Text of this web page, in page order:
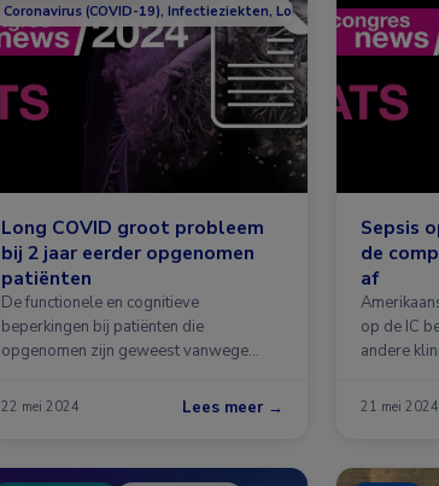
Coronavirus (COVID-19), Infectieziekten, Longziekten
Long COVID groot probleem
bij 2 jaar eerder opgenomen
patiënten
De functionele en cognitieve
beperkingen bij patiënten die
opgenomen zijn geweest vanwege
22 mei 2024 Lees meer →
Sepsis
de
af
op de IC
andere
21 mei 2024